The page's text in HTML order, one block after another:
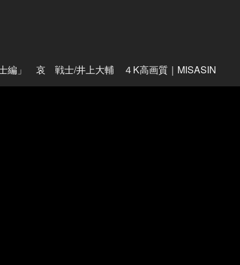
」 哀 戦士/井上大輔 ４K高画質｜MISASIN